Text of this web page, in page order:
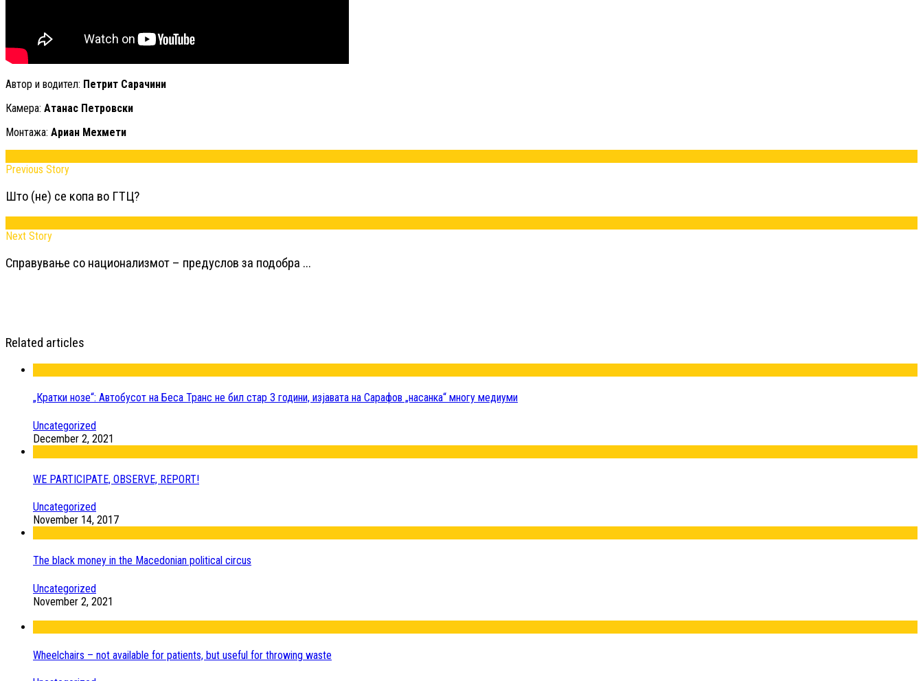
Автор и водител: Петрит Сарачини
Камера: Атанас Петровски
Монтажа: Ариан Мехмети
Previous Story
Што (не) се копа во ГТЦ?
Next Story
Справување со национализмот – предуслов за подобра ...
Related articles
„Кратки нозе“: Автобусот на Беса Транс не бил стар 3 години, изјавата на Сарафов „насанка“ многу медиуми
Uncategorized
December 2, 2021
WE PARTICIPATE, OBSERVE, REPORT!
Uncategorized
November 14, 2017
The black money in the Macedonian political circus
Uncategorized
November 2, 2021
Wheelchairs – not available for patients, but useful for throwing waste